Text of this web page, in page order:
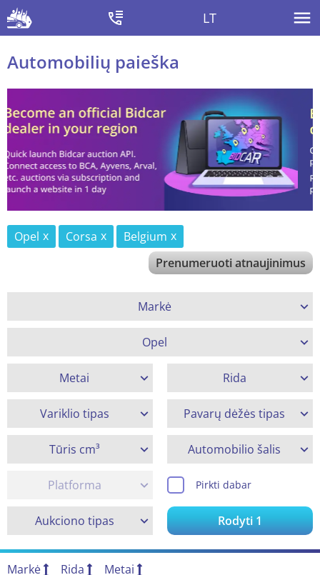
LT
Automobilių paieška
Opel Corsa
Belgium
Prenumeruoti atnaujinimus
Markė
Opel
Metai Rida
Variklio tipas Pavarų dėžės tipas
Tūris cm³ Automobilio šalis
Platforma Pirkti dabar
Aukciono tipas Rodyti1
Markė Rida Metai